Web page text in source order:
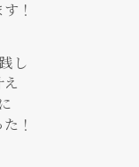
！
し
え
！